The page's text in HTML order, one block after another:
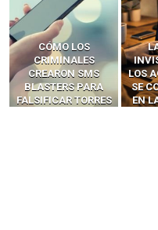
LA BRECHA
INVISIBLE: CÓMO
LOS AGENTES DE IA
SE CONVIRTIERON
EN LA SUPERFICIE